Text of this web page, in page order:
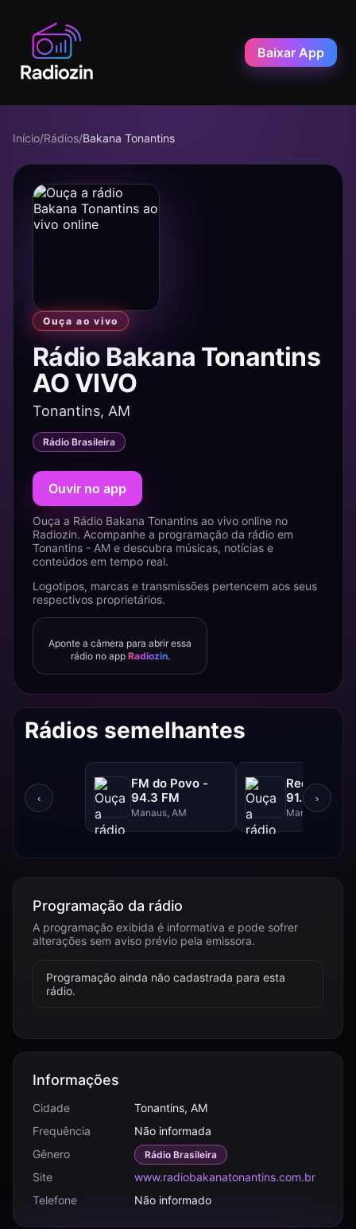
Baixar App
Início/Rádios/Bakana Tonantins
Ouça ao vivo
Rádio Bakana Tonantins
AO VIVO
Tonantins, AM
Rádio Brasileira
Ouvir no app
Ouça a Rádio Bakana Tonantins ao vivo online no
Radiozin. Acompanhe a programação da rádio em
Tonantins - AM e descubra músicas, notícias e
conteúdos em tempo real.
Logotipos, marcas e transmissões pertencem aos seus
respectivos proprietários.
Aponte a câmera para abrir essa
rádio no app Radiozin.
Rádios semelhantes
‹
FM do Povo -
94.3 FM
Manaus, AM
Rede
91.5 FM
Manaus, AM
›
Programação da rádio
A programação exibida é informativa e pode sofrer
alterações sem aviso prévio pela emissora.
Programação ainda não cadastrada para esta
rádio.
Informações
Cidade
Tonantins, AM
Frequência
Não informada
Gênero
Rádio Brasileira
Site
www.radiobakanatonantins.com.br
Telefone
Não informado